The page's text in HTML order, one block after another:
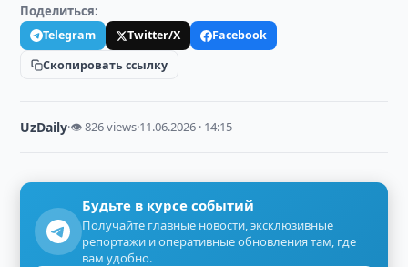
Поделиться:
Telegram Twitter/X
Facebook
Скопировать ссылку
UzDaily·👁 826 views·11.06.2026 · 14:15
Будьте в курсе событий
Получайте главные новости, эксклюзивные
репортажи и оперативные обновления там, где
вам удобно.